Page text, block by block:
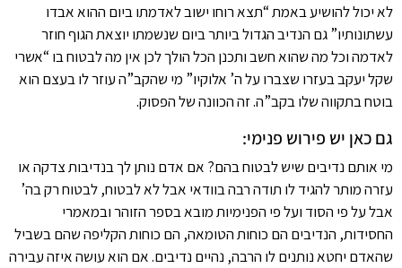
לא יכול להושיע באמת “תצא רוחו ישוב לאדמתו ביום ההוא אבדו
עשתונותיו” גם הנדיב הגדול ביותר ביום שנשמתו יוצאת הגוף חוזר
לאדמה וכל מה שהוא חשב ותכנן הכל הולך לכן אין מה לבטוח בו “אשרי
שקל יעקב בעזרו שצברו על ה’ אלוקיו” מי שהקב”ה עוזר לו בעצם הוא
בוטח בתקווה שלו בקב”ה. זה הכוונה של הפסוק.
גם כאן יש פירוש פנימי:
מי אותם נדיבים שיש לבטוח בהם? אם אדם נותן לך בנדיבות צדקה או
עזרה מותר להגיד לו תודה רבה בוודאי אבל לא לבטוח, לבטוח רק בה’
אבל על פי הסוד ועל פי הפנימיות מובא בספר הזוהר ובמאמרי
החסידות, הנדיבים הם כוחות הטומאה, הם כוחות הקליפה שהם בשביל
שהאדם יחטא נותנים לו הרבה, נהיים נדיבים. אם הוא עושה איזה עבירה